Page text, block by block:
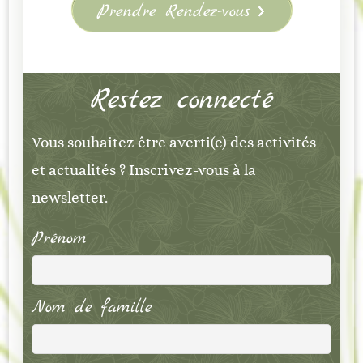
Prendre Rendez-vous
Restez connecté
Vous souhaitez être averti(e) des activités
et actualités ? Inscrivez-vous à la
newsletter.
Prénom
Nom de famille